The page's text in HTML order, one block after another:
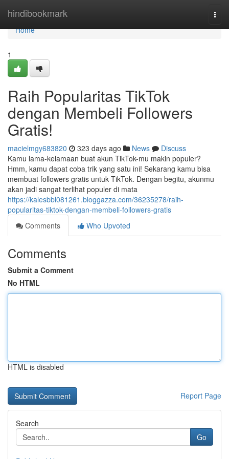
hindibookmark
Home
Home
1
Raih Popularitas TikTok
dengan Membeli Followers
Gratis!
macielmgy683820 323 days ago News
Discuss
Kamu lama-kelamaan buat akun TikTok-mu makin populer?
Hmm, kamu dapat coba trik yang satu ini! Sekarang kamu bisa
membuat followers gratis untuk TikTok. Dengan begitu, akunmu
akan jadi sangat terlihat populer di mata
https://kalesbbl081261.bloggazza.com/36235278/raih-
popularitas-tiktok-dengan-membeli-followers-gratis
Comments
Who Upvoted
Comments
Submit a Comment
No HTML
HTML is disabled
Report Page
Search
Go